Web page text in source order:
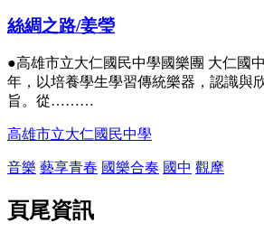
絲綢之路/姜瑩
●高雄市立大仁國民中學國樂團 大仁國
年，以培養學生學習傳統樂器，認識與
旨。從………
高雄市立大仁國民中學
音樂 藝享青春 國樂合奏 國中 觀摩
頁尾資訊